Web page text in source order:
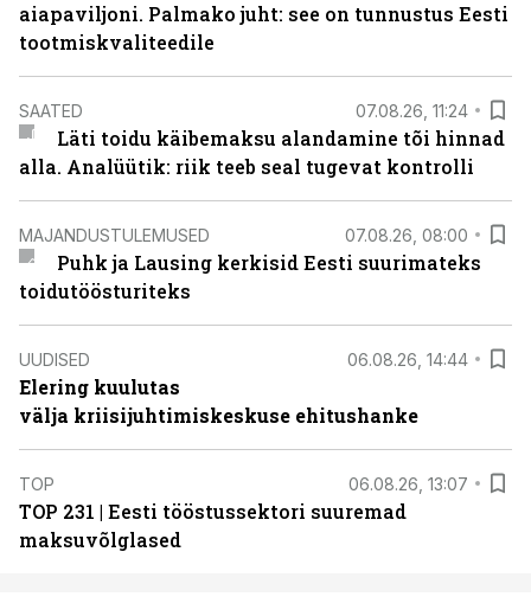
aiapaviljoni. Palmako juht: see on tunnustus Eesti
tootmiskvaliteedile
SAATED 07.08.26, 11:24
Läti toidu käibemaksu alandamine tõi hinnad
alla. Analüütik: riik teeb seal tugevat kontrolli
MAJANDUSTULEMUSED 07.08.26, 08:00
Puhk ja Lausing kerkisid Eesti suurimateks
toidutöösturiteks
UUDISED 06.08.26, 14:44
Elering kuulutas
välja kriisijuhtimiskeskuse ehitushanke
TOP 06.08.26, 13:07
TOP 231 | Eesti tööstussektori suuremad
maksuvõlglased